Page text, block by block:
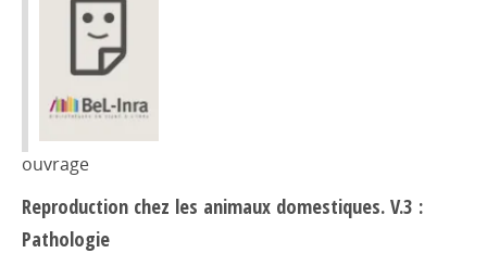
ouvrage
Reproduction chez les animaux domestiques. V.3 :
Pathologie